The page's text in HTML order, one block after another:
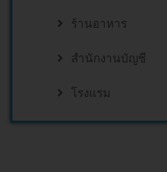
ร้านอาหาร
สำนักงานบัญชี
โรงแรม